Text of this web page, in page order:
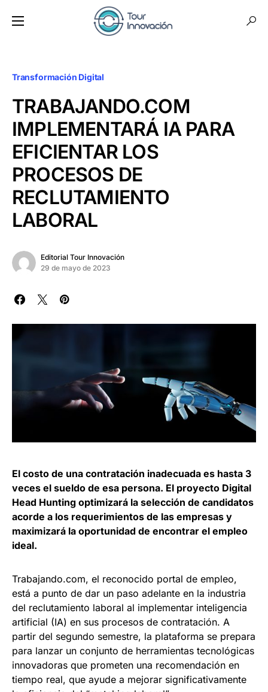
Transformación Digital
TRABAJANDO.COM
IMPLEMENTARÁ IA PARA
EFICIENTAR LOS
PROCESOS DE
RECLUTAMIENTO
LABORAL
Editorial Tour Innovación
29 de mayo de 2023
El costo de una contratación inadecuada es hasta 3
veces el sueldo de esa persona. El proyecto Digital
Head Hunting optimizará la selección de candidatos
acorde a los requerimientos de las empresas y
maximizará la oportunidad de encontrar el empleo
ideal.
Trabajando.com, el reconocido portal de empleo,
está a punto de dar un paso adelante en la industria
del reclutamiento laboral al implementar inteligencia
artificial (IA) en sus procesos de contratación. A
partir del segundo semestre, la plataforma se prepara
para lanzar un conjunto de herramientas tecnológicas
innovadoras que prometen una recomendación en
tiempo real, que ayude a mejorar significativamente